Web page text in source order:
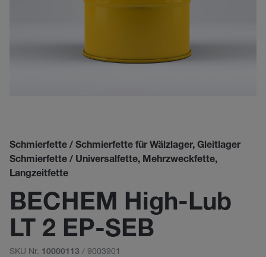
Schmierfette / Schmierfette für Wälzlager, Gleitlager
Schmierfette / Universalfette, Mehrzweckfette,
Langzeitfette
BECHEM High-Lub
LT 2 EP-SEB
SKU Nr. 10000113 / 9003901